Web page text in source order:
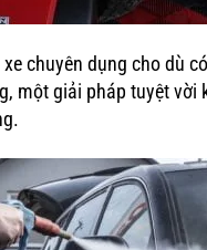
chuyên dụng cho dù
một giải pháp tuyệt